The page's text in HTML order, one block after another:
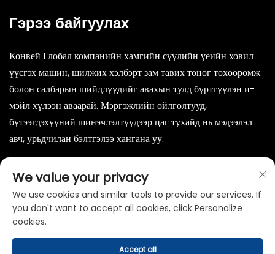
Гэрээ байгуулах
Конвей Глобал компанийн хамгийн сүүлийн үеийн ховил
үүсгэх машин, шилжих хэлбэрт зам тавих тоног төхөөрөмж
болон салбарын шийдлүүдийг авахын тулд бүртгүүлэн и-
мэйл хүлээн аваарай. Мэргэжлийн ойлголтууд,
бүтээгдэхүүний шинэчлэлтүүдээр цаг тухайд нь мэдээлэл
авч, урьдчилан бэлтгэлээ хангана уу.
We value your privacy
We use cookies and similar tools to provide our services. If
you don't want to accept all cookies, click Personalize
cookies.
Accept all